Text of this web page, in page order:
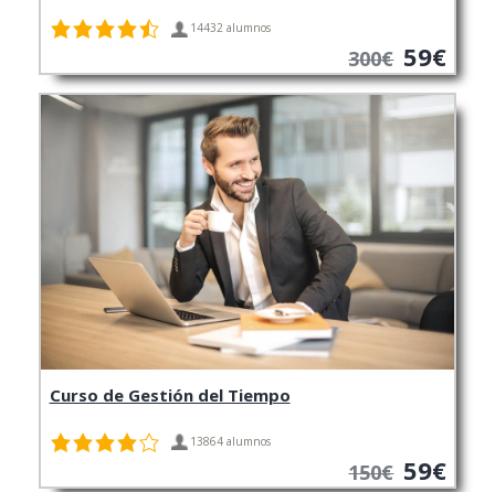
14432 alumnos
300€ 59€
Curso de Gestión del Tiempo
13864 alumnos
150€ 59€